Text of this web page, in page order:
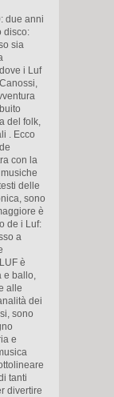
due anni
disco:
sia
i Luf
del folk,
. Ecco
con la
delle
sono
è
de i Luf:
a
è
ballo,
alle
dei
sono
e
tanti
divertire